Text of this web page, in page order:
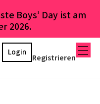
Boys’ Day ist am
2026.
Registrieren
Login